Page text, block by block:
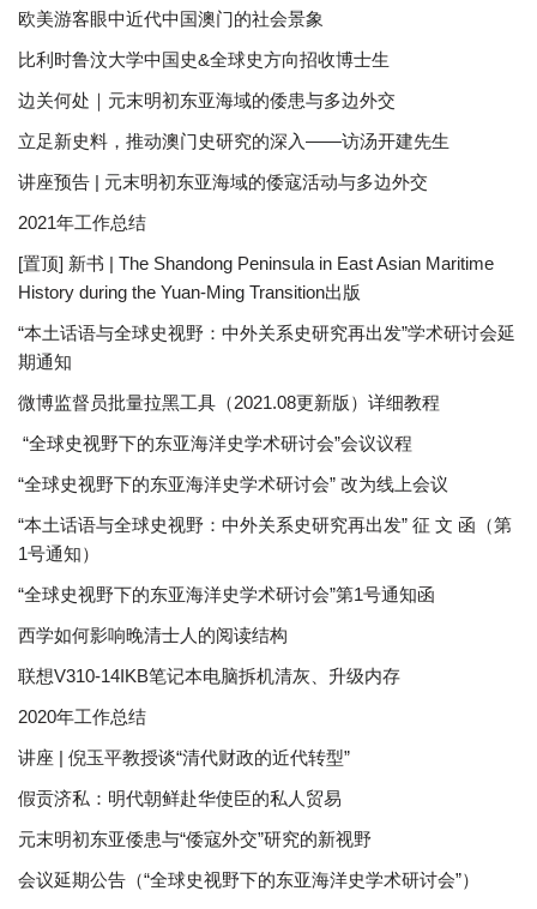
欧美游客眼中近代中国澳门的社会景象
比利时鲁汶大学中国史&全球史方向招收博士生
边关何处｜元末明初东亚海域的倭患与多边外交
立足新史料，推动澳门史研究的深入——访汤开建先生
讲座预告 | 元末明初东亚海域的倭寇活动与多边外交
2021年工作总结
[置顶] 新书 | The Shandong Peninsula in East Asian Maritime
History during the Yuan-Ming Transition出版
“本土话语与全球史视野：中外关系史研究再出发”学术研讨会延
期通知
微博监督员批量拉黑工具（2021.08更新版）详细教程
“全球史视野下的东亚海洋史学术研讨会”会议议程
“全球史视野下的东亚海洋史学术研讨会” 改为线上会议
“本土话语与全球史视野：中外关系史研究再出发” 征 文 函（第
1号通知）
“全球史视野下的东亚海洋史学术研讨会”第1号通知函
西学如何影响晚清士人的阅读结构
联想V310-14IKB笔记本电脑拆机清灰、升级内存
2020年工作总结
讲座 | 倪玉平教授谈“清代财政的近代转型”
假贡济私：明代朝鲜赴华使臣的私人贸易
元末明初东亚倭患与“倭寇外交”研究的新视野
会议延期公告（“全球史视野下的东亚海洋史学术研讨会”）